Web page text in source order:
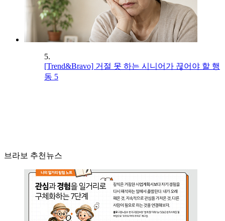
5.
[Trend&Bravo] 거절 못 하는 시니어가 끊어야 할 행
동 5
브라보 추천뉴스